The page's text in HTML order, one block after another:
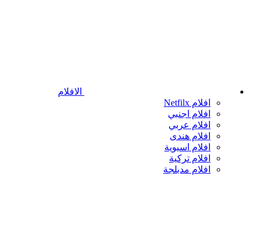
الافلام
افلام Netfilx
افلام اجنبي
افلام عربي
افلام هندى
افلام اسيوية
افلام تركية
افلام مدبلجة